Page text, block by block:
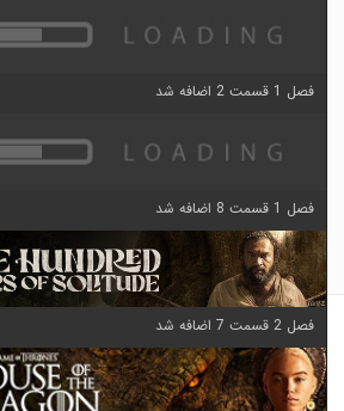
فصل 1 قسمت 2 اضافه شد
فصل 1 قسمت 8 اضافه شد
فصل 2 قسمت 7 اضافه شد